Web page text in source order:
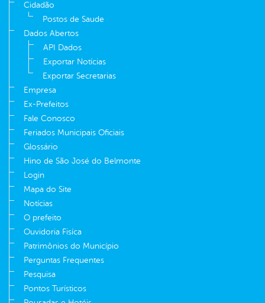
Cidadão
Postos de Saude
Dados Abertos
API Dados
Exportar Notícias
Exportar Secretarias
Empresa
Ex-Prefeitos
Fale Conosco
Feriados Municipais Oficiais
Glossário
Hino de São José do Belmonte
Login
Mapa do Site
Notícias
O prefeito
Ouvidoria Fisíca
Patrimônios do Município
Perguntas Frequentes
Pesquisa
Pontos Turísticos